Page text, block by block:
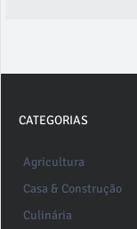
CATEGORIAS
Agricultura
Casa & Construção
Culinária